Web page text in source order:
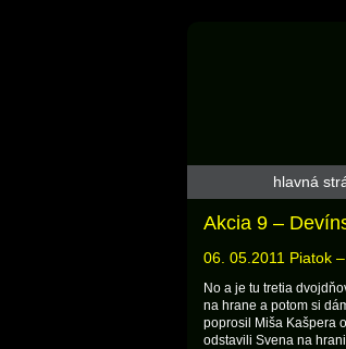
hlavná
Akcia 9 –
06. 05.2011 Piatok
No a je tu tretia
na hrane a potom si
poprosil Miša Kašpera
odstavili Svena na